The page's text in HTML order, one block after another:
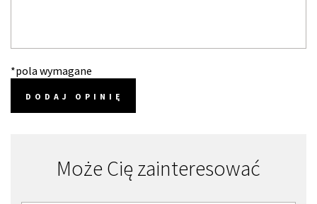
*pola wymagane
DODAJ OPINIĘ
Może Cię zainteresować